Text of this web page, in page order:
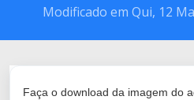
Modificado em Qui, 12
Faça o download da imagem do